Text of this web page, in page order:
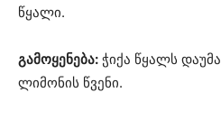
წყალი.
გამოყენება: ჭიქა წყალს
ლიმონის წვენი.